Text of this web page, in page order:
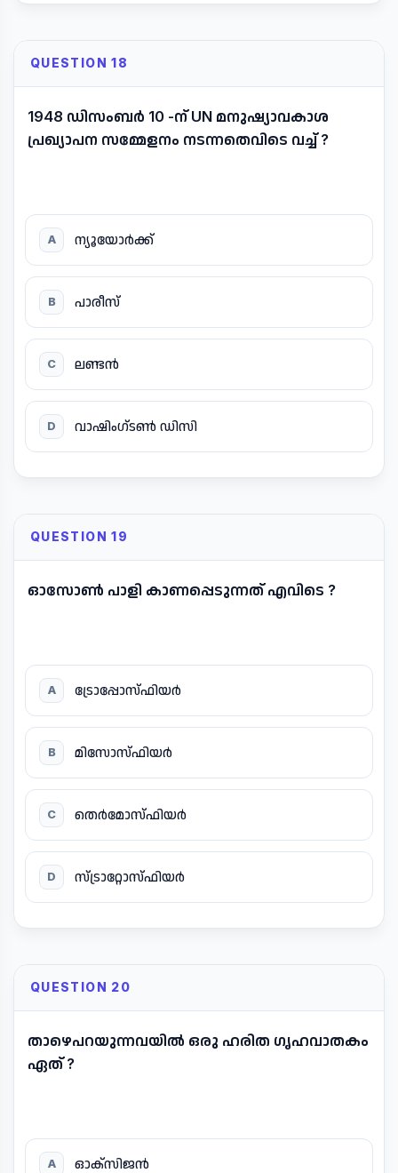
QUESTION 18
1948 ഡിസംബർ 10 -ന് UN മനുഷ്യാവകാശ
പ്രഖ്യാപന സമ്മേളനം നടന്നതെവിടെ വച്ച് ?
A ന്യൂയോർക്ക്
B പാരീസ്
C ലണ്ടൻ
D വാഷിംഗ്ടൺ ഡിസി
QUESTION 19
ഓസോൺ പാളി കാണപ്പെടുന്നത് എവിടെ ?
A ട്രോപ്പോസ്ഫിയർ
B മിസോസ്ഫിയർ
C തെർമോസ്ഫിയർ
D സ്ട്രാറ്റോസ്ഫിയർ
QUESTION 20
താഴെപറയുന്നവയിൽ ഒരു ഹരിത ഗൃഹവാതകം
ഏത് ?
A ഓക്സിജൻ